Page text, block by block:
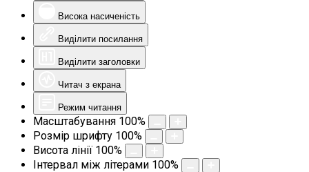
Висока насиченість
Виділити посилання
Виділити заголовки
Читач з екрана
Режим читання
Масштабування 100%
Розмір шрифту 100%
Висота лінії 100%
Інтервал між літерами 100%